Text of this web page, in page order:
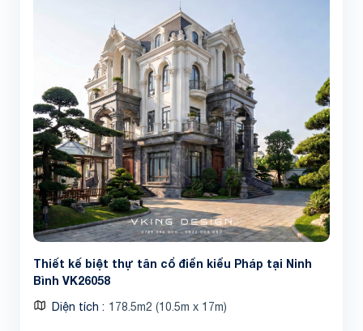
Thiết kế biệt thự tân cổ điển kiểu Pháp tại Ninh
Bình VK26058
Diện tích 178.5m2 (10.5m x 17m)